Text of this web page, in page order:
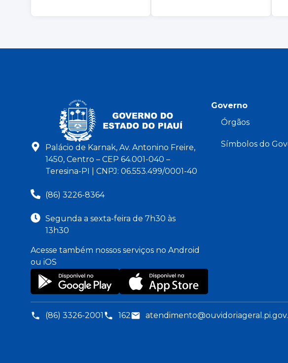
Palácio de Karnak, Av. Antonino Freire,
1450, Centro – CEP 64.001-040 –
Teresina-PI | CNPJ: 06.553.499/0001-40
(86) 3226-8364
Segunda a sexta-feira de 7h30 às
13h30
Acesse também nossos serviços no Android
ou iOS
Governo
Órgãos
Símbolos do
(86) 3326-2001 162